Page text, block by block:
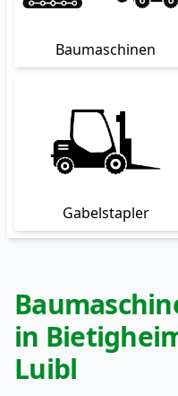
Baumaschinen
Gabelstapler
in
Luibl